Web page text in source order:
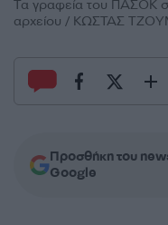
Τα γραφεία του ΠΑΣΟΚ
αρχείου / ΚΩΣΤΑΣ
Προσθήκη του
Google